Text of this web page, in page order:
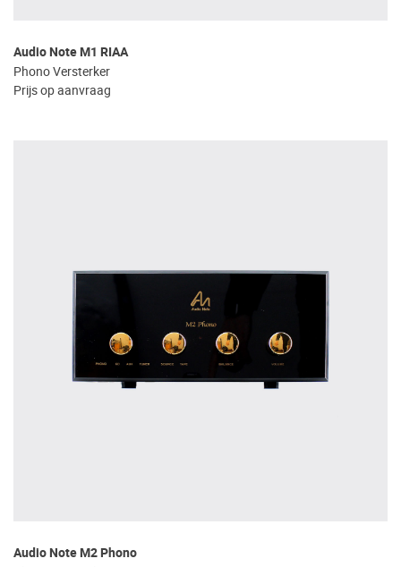
Audio Note M1 RIAA
Phono Versterker
Prijs op aanvraag
Audio Note M2 Phono